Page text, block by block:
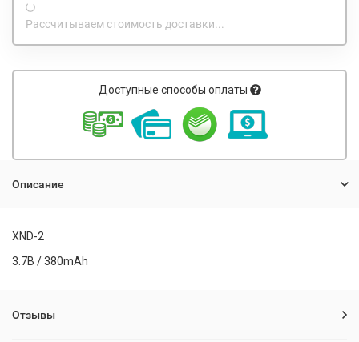
Рассчитываем стоимость доставки...
Доступные способы оплаты
Описание
XND-2
3.7B / 380mAh
Отзывы